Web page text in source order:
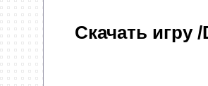
Скачать игру